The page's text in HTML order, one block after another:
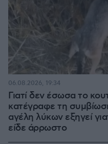
Γιατί δεν έσωσα το
κατέγραφε τη
αγέλη λύκων εξηγεί
είδε άρρωστο
06.08.2026, 19:34